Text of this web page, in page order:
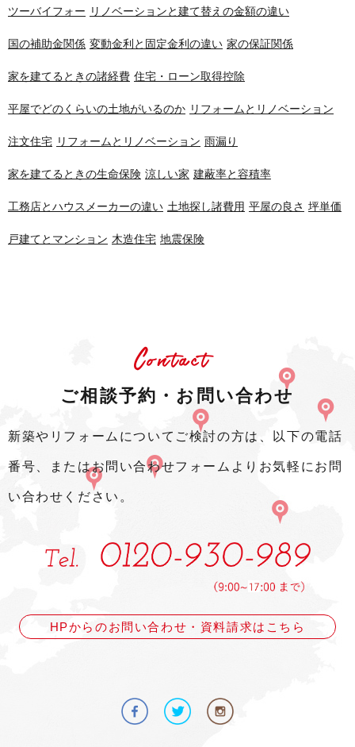
ツーバイフォー リノベーションと建て替えの金額の違い
国の補助金関係 変動金利と固定金利の違い 家の保証関係
家を建てるときの諸経費 住宅・ローン取得控除
平屋でどのくらいの土地がいるのか リフォームとリノベーション
注文住宅 リフォームとリノベーション 雨漏り
家を建てるときの生命保険 涼しい家 建蔽率と容積率
工務店とハウスメーカーの違い 土地探し諸費用 平屋の良さ 坪単価
戸建てとマンション 木造住宅 地震保険
Contact
ご相談予約・お問い合わせ
新築やリフォームについてご検討の方は、以下の電話
番号、またはお問い合わせフォームよりお気軽にお問
い合わせください。
HPからのお問い合わせ・資料請求はこちら